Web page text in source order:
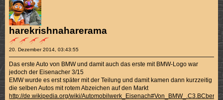
harekrishnaharerama
20. Dezember 2014, 03:43:55
Das erste Auto von BMW und damit auch das erste mit BMW-Logo war
jedoch der Eisenacher 3/15
EMW wurde es erst später mit der Teilung und damit kamen dann kurzzeitig
die selben Autos mit rotem Abzeichen auf den Markt
http://de.wikipedia.org/wiki/